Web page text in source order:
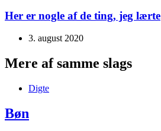
Her er nogle af de ting, jeg lærte
3. august 2020
Mere af samme slags
Digte
Bøn